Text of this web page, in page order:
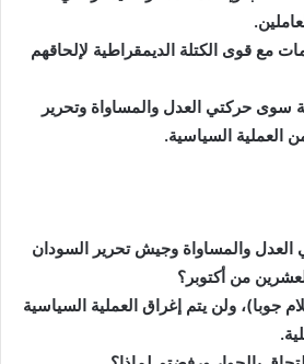
مع قوى الكتلة الديمقراطية لإلحاقهم
سوى حركتي العدل والمساواة وتحرير
العملية السياسية.
والمساواة وجيش تحرير السودان
من أكتوبر؟
جوبا)، ولن يتم إغراق العملية السياسية